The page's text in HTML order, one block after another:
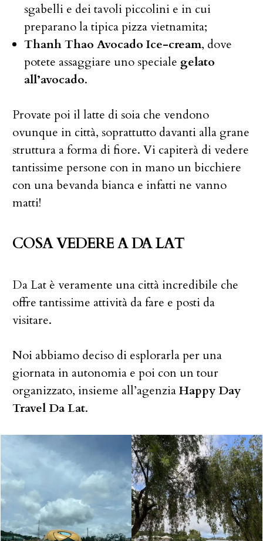
sgabelli e dei tavoli piccolini e in cui
preparano la tipica pizza vietnamita;
Thanh Thao Avocado Ice-cream, dove
potete assaggiare uno speciale gelato
all’avocado.
Provate poi il latte di soia che vendono
ovunque in città, soprattutto davanti alla grane
struttura a forma di fiore. Vi capiterà di vedere
tantissime persone con in mano un bicchiere
con una bevanda bianca e infatti ne vanno
matti!
COSA VEDEREA DA LAT
Da Lat è veramente una città incredibile che
offre tantissime attività da fare e posti da
visitare.
Noi abbiamo deciso di esplorarla per una
giornata in autonomia e poi con un tour
organizzato, insieme all’agenziaHappy Day
Travel Da Lat.